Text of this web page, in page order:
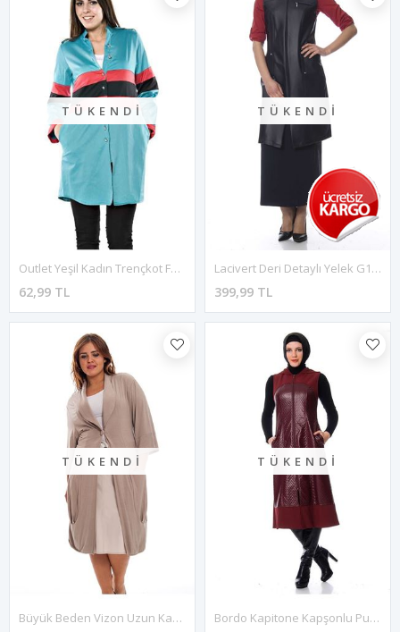
TÜKENDI
Outlet Yeşil Kadın Trençkot F9-61681
62,99 TL
TÜKENDI
Lacivert Deri Detaylı Yelek G10-103188
399,99 TL
TÜKENDI
Büyük Beden Vizon Uzun Kadın Tunik G8-121130
TÜKENDI
Bordo Kapitone Kapşonlu Puane Yelek I2-100186